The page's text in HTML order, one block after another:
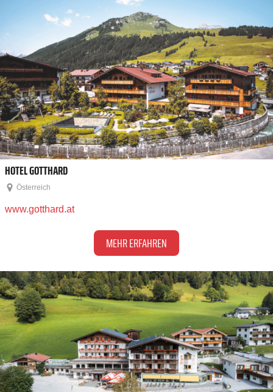
HOTEL GOTTHARD
Österreich
www.gotthard.at
MEHR ERFAHREN